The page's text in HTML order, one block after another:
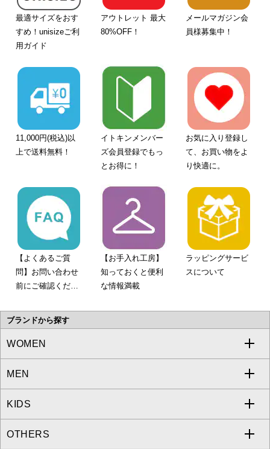
最適サイズをおす
すめ！unisizeご利
用ガイド
アウトレット 最大
80%OFF！
メールマガジン会
員様募集中！
11,000円(税込)以
上で送料無料！
イトキンメンバー
ズ会員登録でもっ
とお得に！
お気に入り登録し
て、お買い物をよ
り快適に。
【よくあるご質
問】お問い合わせ
前にご確認くださ
【お手入れ工房】
知っておくと便利
な情報満載
ラッピングサービ
スについて
ブランドから探す
WOMEN
a.v.v
MICHEL KLEIN
MK MICHEL KLEIN
MEN
a.v.v
MICHEL KLEIN HOMME
KIDS
a.v.v
OTHERS